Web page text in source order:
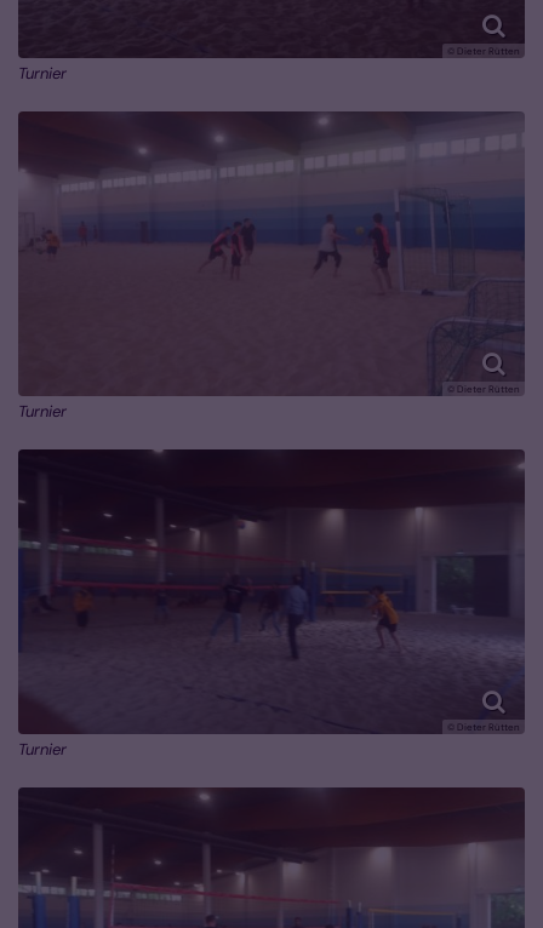
© Dieter Rütten
Turnier
© Dieter Rütten
Turnier
© Dieter Rütten
Turnier